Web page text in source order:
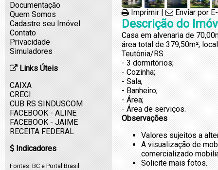
Documentação
Quem Somos
Cadastre seu Imóvel
Contato
Privacidade
Simuladores
Links Úteis
CAIXA
CRECI
CUB RS SINDUSCOM
FACEBOOK - ALINE
FACEBOOK - JAIME
RECEITA FEDERAL
Indicadores
Fontes: BC e Portal Brasil
Imprimir Enviar por
Descrição do
Casa em alvenaria de
área total de 379,50m²,
Teutônia/RS.
- 3 dormitórios;
- Cozinha;
- Sala;
- Banheiro;
- Área;
- Área de serviços.
Observações
Valores sujeitos a
A visualização de
comercializado
Solicite mais fotos.